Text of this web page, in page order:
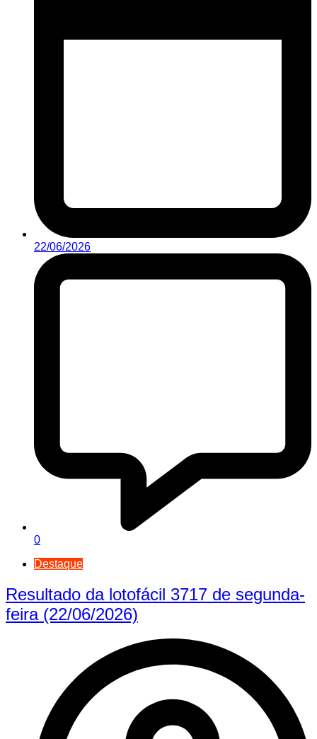
22/06/2026
0
Destaque
Resultado da lotofácil 3717 de segunda-
feira (22/06/2026)